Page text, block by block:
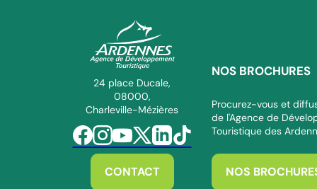
ADT des Ardennes Pro
24 place Ducale,
08000,
Charleville-Mézières
Suivez-nous sur Facebook
Suivez-nous sur Instagram
Suivez-nous sur Youtube
Suivez-nous sur Twitter
Suivez-nous sur Linkedin
Suivez-nous sur Tiktok
CONTACT
NOS BROCHURES
Procurez-vous et
de l'Agence de
Touristique des
NOS